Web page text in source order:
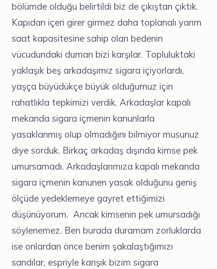
bölümde olduğu belirtildi biz de çıkıştan çıktık.
Kapıdan içeri girer girmez daha toplanalı yarım
saat kapasitesine sahip olan bedenin
vücudundaki duman bizi karşılar. Topluluktaki
yaklaşık beş arkadaşımız sigara içiyorlardı,
yaşça büyüdükçe büyük olduğumuz için
rahatlıkla tepkimizi verdik. Arkadaşlar kapalı
mekanda sigara içmenin kanunlarla
yasaklanmış olup olmadığını bilmiyor musunuz
diye sorduk. Birkaç arkadaş dışında kimse pek
umursamadı. Arkadaşlarımıza kapalı mekanda
sigara içmenin kanunen yasak olduğunu geniş
ölçüde yedeklemeye gayret ettiğimizi
düşünüyorum. Ancak kimsenin pek umursadığı
söylenemez. Ben burada duramam zorluklarda
ise onlardan önce benim şakalaştığımızı
sandılar, espriyle karışık bizim sigara